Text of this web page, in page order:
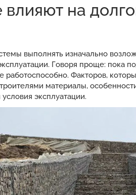
на
выполнять изначально
Говоря проще: пока
работоспособно. Факторов,
материалы,
эксплуатации.